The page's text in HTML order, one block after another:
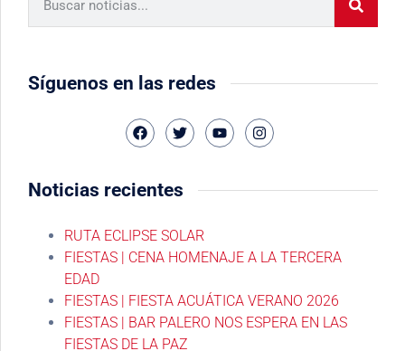
Síguenos en las redes
Noticias recientes
RUTA ECLIPSE SOLAR
FIESTAS | CENA HOMENAJE A LA TERCERA
EDAD
FIESTAS | FIESTA ACUÁTICA VERANO 2026
FIESTAS | BAR PALERO NOS ESPERA EN LAS
FIESTAS DE LA PAZ